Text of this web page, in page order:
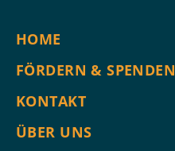
HOME
FÖRDERN & SPENDEN
KONTAKT
ÜBER UNS